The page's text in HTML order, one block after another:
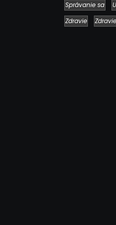
Správanie sa
Zdravie